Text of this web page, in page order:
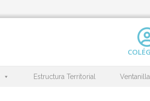
Estructura Territorial